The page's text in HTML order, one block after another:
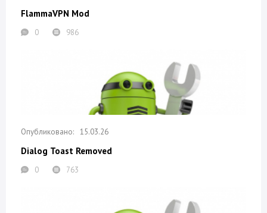
FlammaVPN Mod
0 986
15.03.26
Dialog Toast Removed
0 763